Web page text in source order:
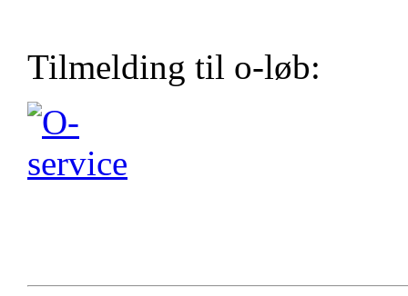
Tilmelding til o-løb: